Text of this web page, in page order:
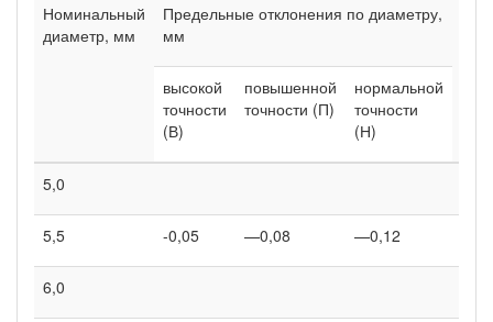
Номинальный
диаметр, мм
Предельные отклонения по диаметру,
мм
высокой
точности
(В)
повышенной
точности (П)
нормальной
точности
(Н)
5,0
5,5 -0,05 —0,08 —0,12
6,0